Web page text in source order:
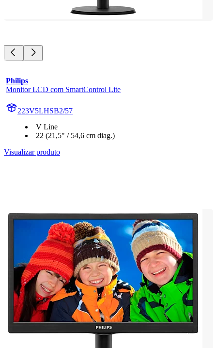
Philips
Monitor LCD com SmartControl Lite
223V5LHSB2/57
V Line
22 (21,5" / 54,6 cm diag.)
Visualizar produto